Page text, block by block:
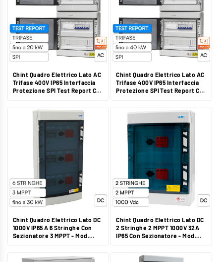
Chint Quadro Elettrico Lato AC
Trifase 400V IP65 Interfaccia
Protezione SPI Test Report CEI
Chint Quadro Elettrico Lato AC
Trifase 400V IP65 Interfaccia
Protezione SPI Test Report CEI
Chint Quadro Elettrico Lato DC
1000V IP65 A 6 Stringhe Con
Sezionatore 3 MPPT - Mod.
Chint Quadro Elettrico Lato DC
2 Stringhe 2 MPPT 1000V 32A
IP65 Con Sezionatore - Mod.